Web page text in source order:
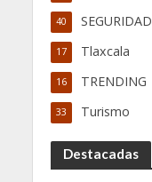
SEGURIDAD
40
Tlaxcala
17
TRENDING
16
Turismo
33
Destacadas